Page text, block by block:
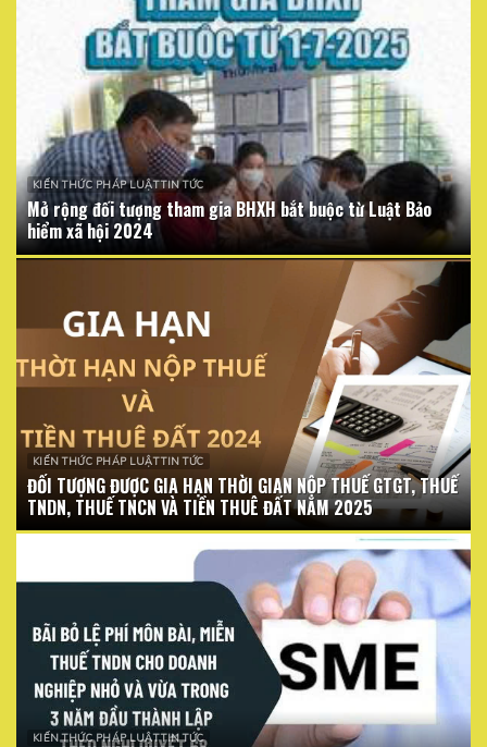
KIẾN THỨC PHÁP LUẬT TIN TỨC
Mở rộng đối tượng tham gia BHXH bắt buộc từ Luật Bảo
hiểm xã hội 2024
KIẾN THỨC PHÁP LUẬT TIN TỨC
ĐỐI TƯỢNG ĐƯỢC GIA HẠN THỜI GIAN NỘP THUẾ GTGT, THUẾ
TNDN, THUẾ TNCN VÀ TIỀN THUÊ ĐẤT NĂM 2025
KIẾN THỨC PHÁP LUẬT TIN TỨC